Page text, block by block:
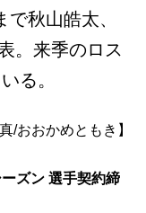
秋山皓太、
。来季のロス
る。
/おおかめともき】
ズン 選手契約締